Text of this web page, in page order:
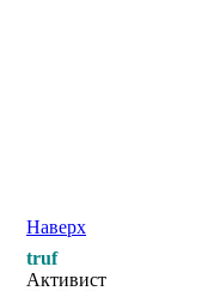
Наверх
truf
Активист